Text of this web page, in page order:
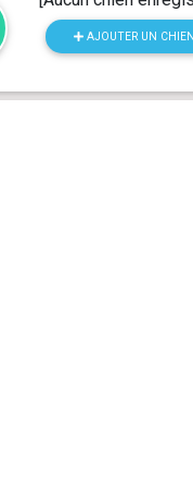
AJOUTER UN